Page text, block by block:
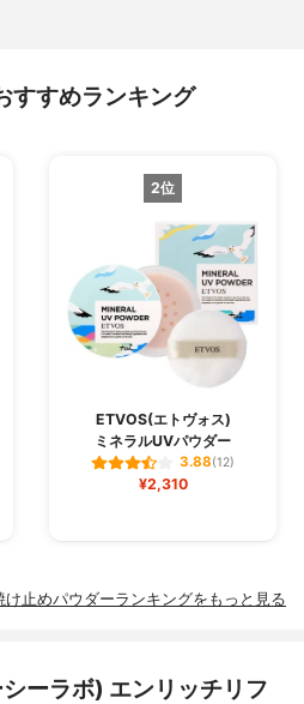
すすめランキング
2位
ETVOS(エトヴォス)
ミネラルUVパウダー
3.88(12)
¥2,310
け止めパウダーランキングをもっと見る
ーラボ) エンリッチリフ